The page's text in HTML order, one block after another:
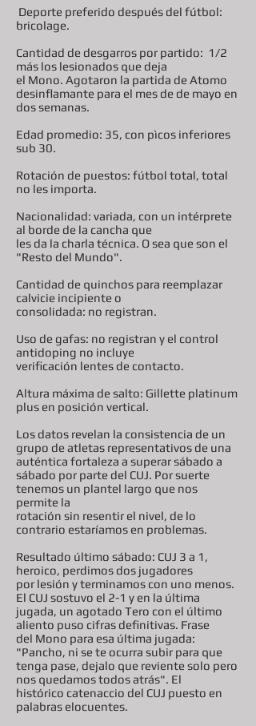
Deporte preferido después del fútbol:
bricolage.
Cantidad de desgarros por partido: 1/2
más los lesionados que deja
el Mono. Agotaron la partida de Atomo
desinflamante para el mes de de mayo en
dos semanas.
Edad promedio: 35, con pìcos inferiores
sub 30.
Rotación de puestos: fútbol total, total
no les importa.
Nacionalidad: variada, con un intérprete
al borde de la cancha que
les da la charla técnica. O sea que son el
"Resto del Mundo".
Cantidad de quinchos para reemplazar
calvicie incipiente o
consolidada: no registran.
Uso de gafas: no registran y el control
antidoping no incluye
verificación lentes de contacto.
Altura máxima de salto: Gillette platinum
plus en posición vertical.
Los datos revelan la consistencia de un
grupo de atletas representativos de una
auténtica fortaleza a superar sábado a
sábado por parte del CUJ. Por suerte
tenemos un plantel largo que nos
permite la
rotación sin resentir el nivel, de lo
contrario estaríamos en problemas.
Resultado último sábado: CUJ 3 a 1,
heroico, perdimos dos jugadores
por lesión y terminamos con uno menos.
El CUJ sostuvo el 2-1 y en la última
jugada, un agotado Tero con el último
aliento puso cifras definitivas. Frase
del Mono para esa última jugada:
"Pancho, ni se te ocurra subir para que
tenga pase, dejalo que reviente solo pero
nos quedamos todos atrás". El
histórico catenaccio del CUJ puesto en
palabras elocuentes.